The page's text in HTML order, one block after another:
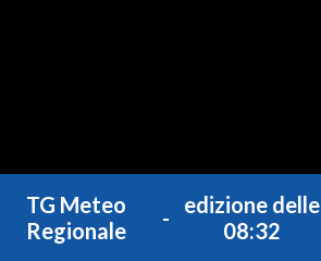
TG Meteo
Regionale
-
edizione delle
08:32